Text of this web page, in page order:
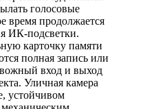
голосовые
время продолжается
ИК-подсветки.
карточку памяти
полная запись или
вход и выход
Уличная камера
устойчивом